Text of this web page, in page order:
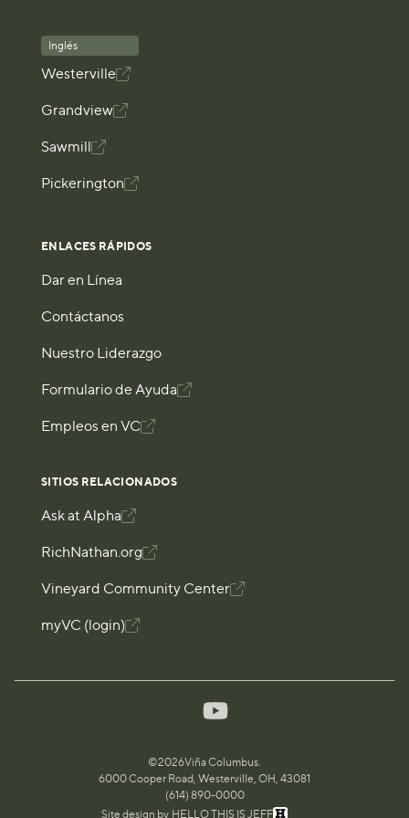
Inglés
Westerville
Grandview
Sawmill
Pickerington
ENLACES RÁPIDOS
Dar en Línea
Contáctanos
Nuestro Liderazgo
Formulario de Ayuda
Empleos en VC
SITIOS RELACIONADOS
Ask at Alpha
RichNathan.org
Vineyard Community Center
myVC (login)
©2026Viña Columbus.
6000 Cooper Road, Westerville, OH, 43081
(614) 890-0000
Site design by HELLO THIS IS JEFF